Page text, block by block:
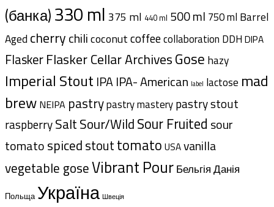
(банка)330 ml 375 ml 440 ml 500 ml 750 ml Barrel
Aged cherrychilicoconutcoffeecollaboration DDH DIPA
FlaskerFlasker Cellar ArchivesGose hazy
Imperial Stout IPA IPA- American label lactose mad
brew NEIPA pastrypastry masterypastry stout
raspberrySaltSour/WildSour Fruited sour
tomatospicedstouttomato USAvanilla
vegetable goseVibrant PourБельгіяДанія
Польща Україна Швеція